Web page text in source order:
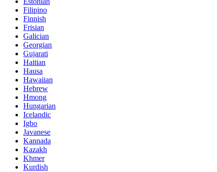
Filipino
Finnish
Frisian
Galician
Georgian
Gujarati
Haitian
Hausa
Hawaiian
Hebrew
Hmong
Hungarian
Icelandic
Igbo
Javanese
Kannada
Kazakh
Khmer
Kurdish